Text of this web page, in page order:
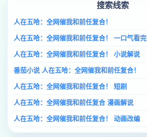
搜索线索
人在五哈：全网催我和前任复合！
人在五哈：全网催我和前任复合！ 一口气看完
人在五哈：全网催我和前任复合！ 小说解说
番茄小说 人在五哈：全网催我和前任复合！
人在五哈：全网催我和前任复合！ 短剧
人在五哈：全网催我和前任复合 漫画解说
人在五哈：全网催我和前任复合！ 动画改编